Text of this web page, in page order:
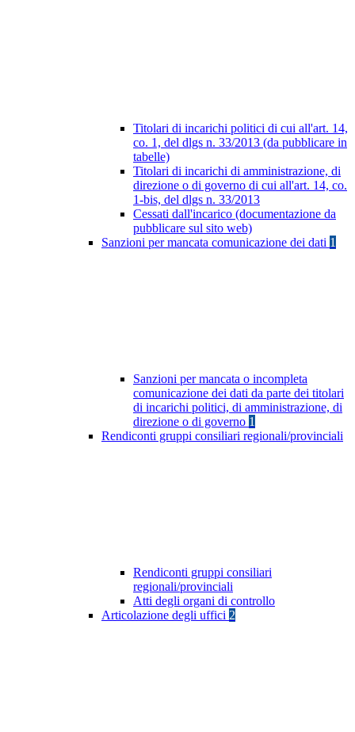
Titolari di incarichi politici di cui all'art. 14,
co. 1, del dlgs n. 33/2013 (da pubblicare in
tabelle)
Titolari di incarichi di amministrazione, di
direzione o di governo di cui all'art. 14, co.
1-bis, del dlgs n. 33/2013
Cessati dall'incarico (documentazione da
pubblicare sul sito web)
Sanzioni per mancata comunicazione dei dati 1
Sanzioni per mancata o incompleta
comunicazione dei dati da parte dei titolari
di incarichi politici, di amministrazione, di
direzione o di governo 1
Rendiconti gruppi consiliari regionali/provinciali
Rendiconti gruppi consiliari
regionali/provinciali
Atti degli organi di controllo
Articolazione degli uffici 2